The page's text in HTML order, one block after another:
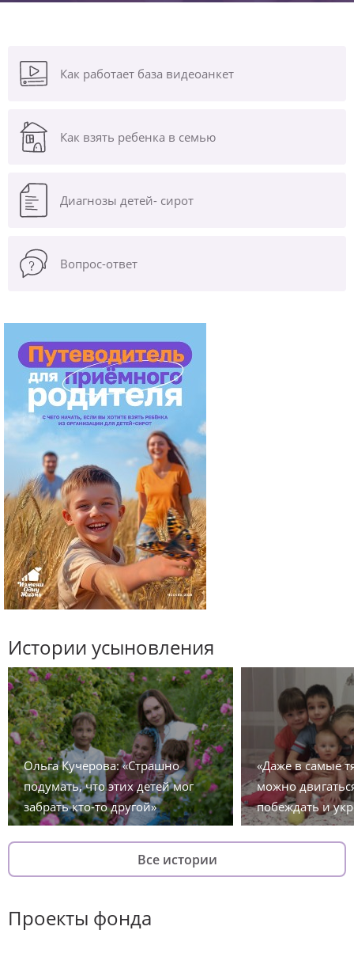
Как работает база видеоанкет
Как взять ребенка в семью
Диагнозы детей- сирот
Вопрос-ответ
Истории усыновления
Ольга Кучерова: «Страшно
подумать, что этих детей мог
забрать кто-то другой»
«Даже в самые
можно
побеждать и
Все истории
Проекты фонда